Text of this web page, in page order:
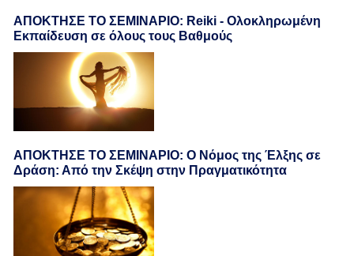
ΑΠΟΚΤΗΣΕ ΤΟ ΣΕΜΙΝΑΡΙΟ: Reiki - Ολοκληρωμένη
Εκπαίδευση σε όλους τους Βαθμούς
ΑΠΟΚΤΗΣΕ ΤΟ ΣΕΜΙΝΑΡΙΟ: Ο Νόμος της Έλξης σε
Δράση: Από την Σκέψη στην Πραγματικότητα